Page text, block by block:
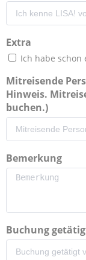
Extra
Ich habe schon
Mitreisende
Hinweis.
buchen.)
Bemerkung
Buchung